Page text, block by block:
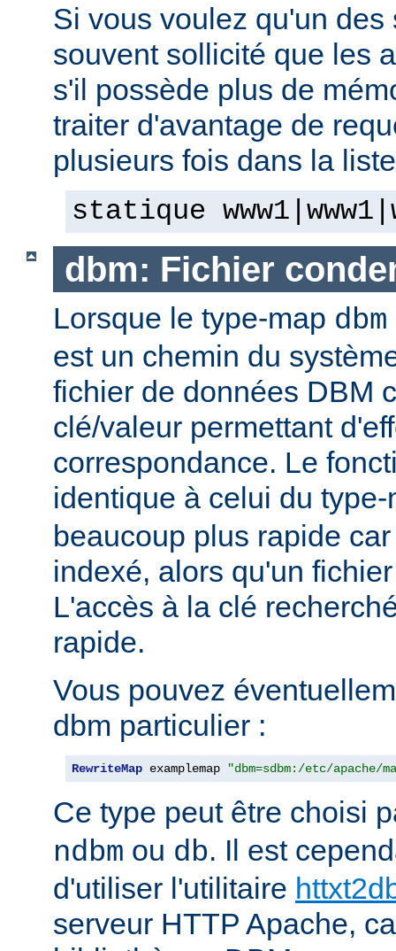
Si vous voulez qu'un
souvent sollicité que les
s'il possède plus de
traiter d'avantage de
plusieurs fois dans la
statique
dbm: Fichier
Lorsque le type-map dbm
est un chemin du
fichier de données DBM
clé/valeur permettant
correspondance. Le
identique à celui du
beaucoup plus rapide
indexé, alors qu'un
L'accès à la clé
rapide.
Vous pouvez
dbm particulier :
RewriteMap examplemap "dbm=sdbm:/etc/apache/
Ce type peut être choisi
ndbm ou db. Il est
d'utiliser l'utilitaire
serveur HTTP Apache,